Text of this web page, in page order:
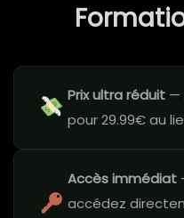
Prix ultra réduit —
pour 29.99€ au
Accès immédiat
accédez